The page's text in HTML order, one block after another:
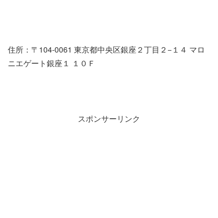
住所：〒104-0061 東京都中央区銀座２丁目２−１４ マロ
ニエゲート銀座１ １０Ｆ
スポンサーリンク